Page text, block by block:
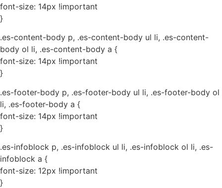
font-size: 14px !important
}
.es-content-body p, .es-content-body ul li, .es-content-
body ol li, .es-content-body a {
font-size: 14px !important
}
.es-footer-body p, .es-footer-body ul li, .es-footer-body ol
li, .es-footer-body a {
font-size: 14px !important
}
.es-infoblock p, .es-infoblock ul li, .es-infoblock ol li, .es-
infoblock a {
font-size: 12px !important
}